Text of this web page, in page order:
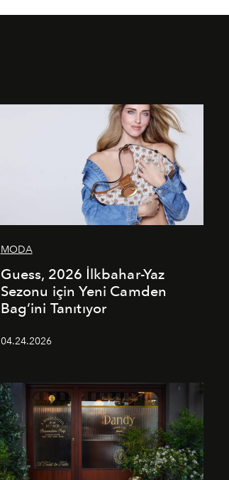
MODA
Guess, 2026 İlkbahar-Yaz
Sezonu için Yeni Camden
Bag’ini Tanıtıyor
04.24.2026